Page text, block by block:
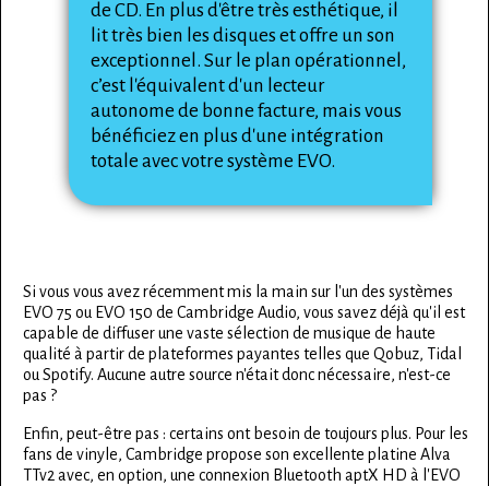
de CD. En plus d'être très esthétique, il
lit très bien les disques et offre un son
exceptionnel. Sur le plan opérationnel,
c’est l'équivalent d'un lecteur
autonome de bonne facture, mais vous
bénéficiez en plus d'une intégration
totale avec votre système EVO.
Si vous vous avez récemment mis la main sur l'un des systèmes
EVO 75 ou EVO 150 de Cambridge Audio, vous savez déjà qu'il est
capable de diffuser une vaste sélection de musique de haute
qualité à partir de plateformes payantes telles que Qobuz, Tidal
ou Spotify. Aucune autre source n'était donc nécessaire, n'est-ce
pas ?
Enfin, peut-être pas : certains ont besoin de toujours plus. Pour les
fans de vinyle, Cambridge propose son excellente platine Alva
TTv2 avec, en option, une connexion Bluetooth aptX HD à l'EVO